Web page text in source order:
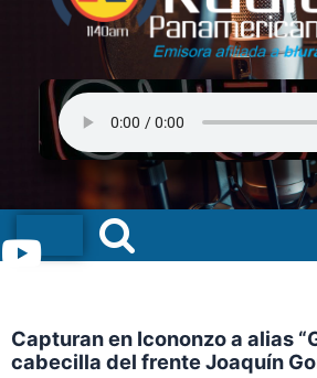
Menu
Capturan en Icononzo a alias
cabecilla del frente Joaquín